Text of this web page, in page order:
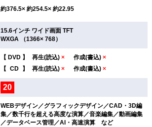
約376.5× 約254.5× 約22.95
15.6インチ ワイド画面 TFT
WXGA （1366× 768）
【 DVD 】 再生(読込) × 作成(書込) ×
【 CD 】 再生(読込) × 作成(書込) ×
20
WEBデザイン／グラフィックデザイン／CAD・3D編
集／数千行を超える高度な演算／音楽編集／動画編集
／データベース管理／AI・高速演算 など